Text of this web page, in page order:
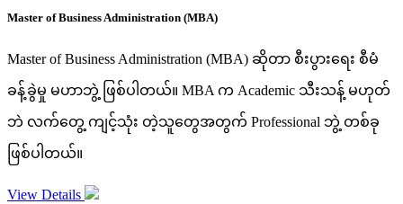
Master of Business Administration (MBA)
Master of Business Administration (MBA) ဆိုတာ စီးပွားရေး စီမံ
ခန့်ခွဲမှု မဟာဘွဲ့ ဖြစ်ပါတယ်။ MBA က Academic သီးသန့် မဟုတ်
ဘဲ လက်တွေ့ ကျင့်သုံး တဲ့သူတွေအတွက် Professional ဘွဲ့ တစ်ခု
ဖြစ်ပါတယ်။
View Details